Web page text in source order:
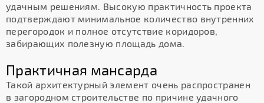
удачным решениям. Высокую практичность проекта
подтверждают минимальное количество внутренних
перегородок и полное отсутствие коридоров,
забирающих полезную площадь дома.
Практичная мансарда
Такой архитектурный элемент очень распространен
в загородном строительстве по причине удачного